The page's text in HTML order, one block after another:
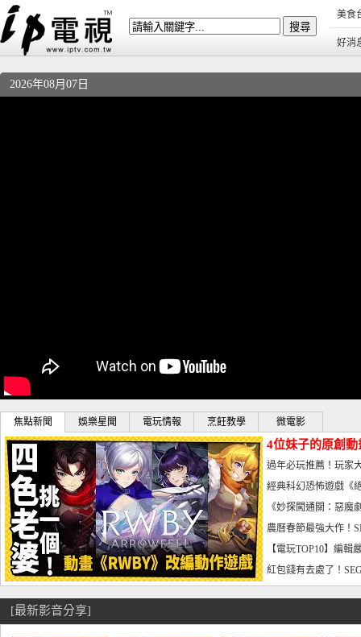
美食
好消
2026年08月07日
焦點新聞 娛樂星聞 電玩情報 烹飪教學 微電影
4位妹子的原創
曝光_電玩宅速配
過年必玩推薦！玩家
宅速配20230126
經典科幻恐怖遊戲《
懼體驗-電玩宅速配
《妙探闖通關：惡
到!!-電玩宅速配
農曆春節最強大作！
電玩宅速配20230123
【電玩TOP10】編
了，封面圖直接雷你
紅包錢有去處了！
宅速配20230119
[最新影音分享]